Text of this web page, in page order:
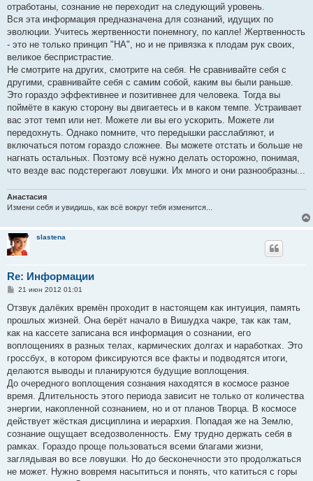
отработаны, сознание не переходит на следующий уровень.
Вся эта информация предназначена для сознаний, идущих по
эволюции. Учитесь жертвенности понемногу, по капле! Жертвенность
- это не только принцип "НА", но и не привязка к плодам рук своих,
великое беспристрастие.
Не смотрите на других, смотрите на себя. Не сравнивайте себя с
другими, сравнивайте себя с самим собой, каким вы были раньше.
Это гораздо эффективнее и позитивнее для человека. Тогда вы
поймёте в какую сторону вы двигаетесь и в каком темпе. Устраивает
вас этот темп или нет. Можете ли вы его ускорить. Можете ли
передохнуть. Однако помните, что передышки расслабляют, и
включаться потом гораздо сложнее. Вы можете отстать и больше не
нагнать остальных. Поэтому всё нужно делать осторожно, понимая,
что везде вас подстерегают ловушки. Их много и они разнообразны...
Анастасия
Измени себя и увидишь, как всё вокруг тебя изменится...
slastena
Re: Информации
С
о
щ
е
и
е
21 июн 2012 01:01
Отзвук далёких времён проходит в настоящем как интуиция, память
прошлых жизней. Она берёт начало в Вишудха чакре, так как там,
как на кассете записана вся информация о сознании, его
воплощениях в разных телах, кармических долгах и наработках. Это
гроссбух, в котором фиксируются все факты и подводятся итоги,
делаются выводы и планируются будущие воплощения.
До очередного воплощения сознания находятся в космосе разное
время. Длительность этого периода зависит не только от количества
энергии, накопленной сознанием, но и от планов Творца. В космосе
действует жёсткая дисциплина и иерархия. Попадая же на Землю,
сознание ощущает вседозволенность. Ему трудно держать себя в
рамках. Гораздо проще пользоваться всеми благами жизни,
заглядывая во все ловушки. Но до бесконечности это продолжаться
не может. Нужно вовремя насытиться и понять, что катиться с горы